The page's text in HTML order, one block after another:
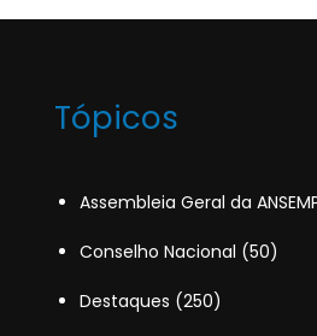
Tópicos
Assembleia Geral da
Conselho Nacional (50)
Destaques (250)